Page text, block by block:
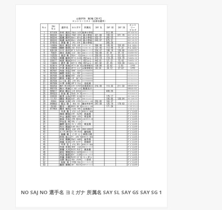
NO SAJ NO 選手名 ヨミガナ 所属名 SAY SL SAY GS SAY SG 1